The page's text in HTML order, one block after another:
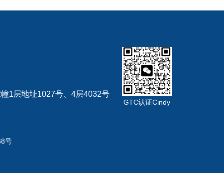
1层地址1027号、4层4032号
GTC认证Cindy
号